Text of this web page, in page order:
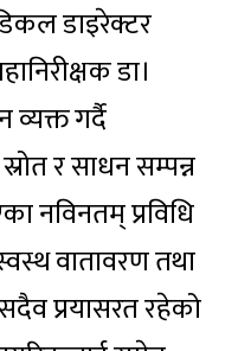
डाइरेक्टर
डा।
गर्दै
र साधन सम्पन्न
नविनतम् प्रविधि
वातावरण तथा
सदैव प्रयासरत रहेको